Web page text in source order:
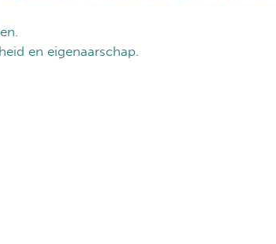
en eigenaarschap.